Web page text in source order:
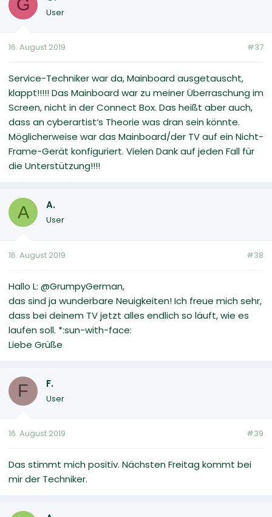
G User
16. August 2019 #37
Service-Techniker war da, Mainboard ausgetauscht,
klappt!!!!! Das Mainboard war zu meiner Überraschung im
Screen, nicht in der Connect Box. Das heißt aber auch,
dass an cyberartist‘s Theorie was dran sein könnte.
Möglicherweise war das Mainboard/der TV auf ein Nicht-
Frame-Gerät konfiguriert. Vielen Dank auf jeden Fall für
die Unterstützung!!!!
A A.
User
16. August 2019 #38
Hallo L: @GrumpyGerman,
das sind ja wunderbare Neuigkeiten! Ich freue mich sehr,
dass bei deinem TV jetzt alles endlich so läuft, wie es
laufen soll. *:sun-with-face:
Liebe Grüße
F F.
User
16. August 2019 #39
Das stimmt mich positiv. Nächsten Freitag kommt bei
mir der Techniker.